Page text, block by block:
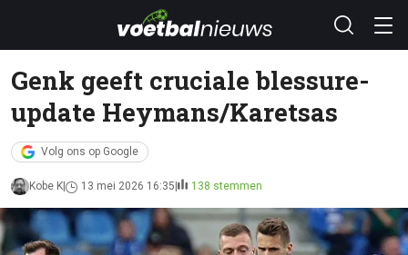
Genk geeft cruciale blessure-
update Heymans/Karetsas
Volg ons op Google
Kobe K 13 mei 2026 16:35 138 stemmen